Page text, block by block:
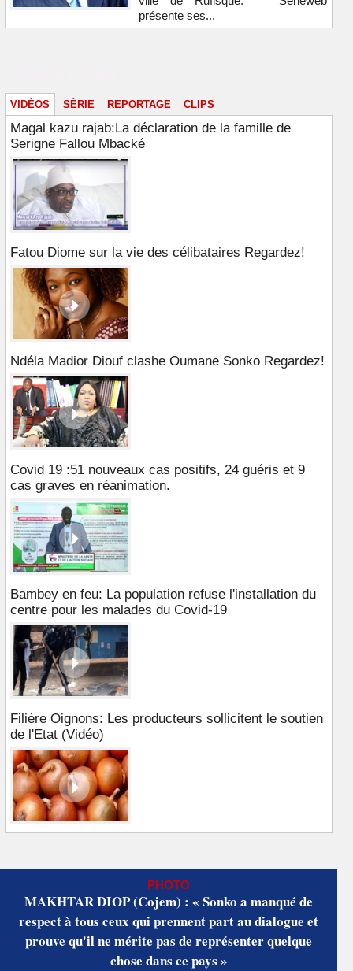
présente ses...
VIDÉOS SÉRIE REPORTAGE CLIPS
Magal kazu rajab:La déclaration de la famille de
Serigne Fallou Mbacké
Fatou Diome sur la vie des célibataires Regardez!
Ndéla Madior Diouf clashe Oumane Sonko Regardez!
Covid 19 :51 nouveaux cas positifs, 24 guéris et 9
cas graves en réanimation.
Bambey en feu: La population refuse l'installation du
centre pour les malades du Covid-19
Filière Oignons: Les producteurs sollicitent le soutien
de l'Etat (Vidéo)
PHOTO
MAKHTAR DIOP (Cojem) : « Sonko a manqué de
respect à tous ceux qui prennent part au dialogue et
prouve qu'il ne mérite pas de représenter quelque
chose dans ce pays »